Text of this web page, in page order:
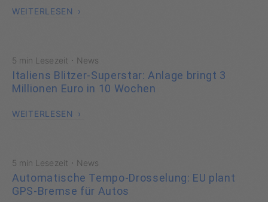
WEITERLESEN
5 min Lesezeit · News
Italiens Blitzer-Superstar: Anlage bringt 3
Millionen Euro in 10 Wochen
WEITERLESEN
5 min Lesezeit · News
Automatische Tempo-Drosselung: EU plant
GPS-Bremse für Autos